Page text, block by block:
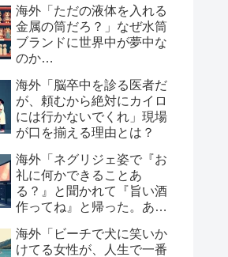
海外「ただの液体を入れる
金属の筒だろ？」なぜ水筒
ブランドに世界中が夢中な
のか…
海外「脳卒中を診る医者だ
が、頼むから絶対にカイロ
には行かないでくれ」現場
が口を揃える理由とは？
海外「ネグリジェ姿で『お
礼に何かできることあ
る？』と聞かれて『旨い酒
作ってね』と帰った。あれ
る男たちの後悔談…
海外「ビーチで犬に笑いか
けてる女性が、人生で一番